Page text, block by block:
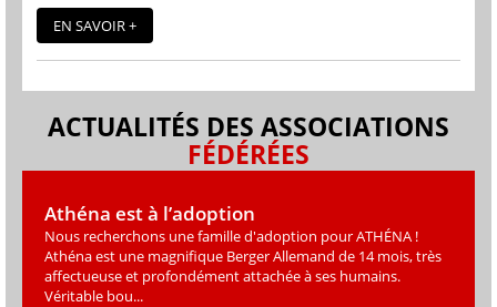
EN SAVOIR +
ACTUALITÉS DES ASSOCIATIONS
FÉDÉRÉES
Athéna est à l’adoption
Nous recherchons une famille d'adoption pour ATHÉNA !
Athéna est une magniﬁque Berger Allemand de 14 mois, très
affectueuse et profondément attachée à ses humains.
Véritable bou...